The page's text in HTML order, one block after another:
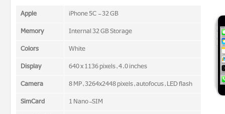
Apple
iPhone 5C - 32 GB
Memory
Internal 32 GB Storage
Colors
White
Display
640 x 1136 pixels, 4.0 inches
Camera
8 MP, 3264x2448 pixels, autofocus, LED flash
SimCard
1 Nano-SIM